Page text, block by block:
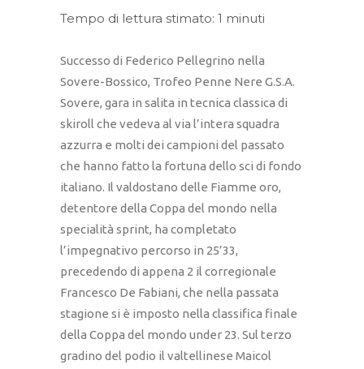
Tempo di lettura stimato: 1 minuti
Successo di Federico Pellegrino nella
Sovere-Bossico, Trofeo Penne Nere G.S.A.
Sovere, gara in salita in tecnica classica di
skiroll che vedeva al via l’intera squadra
azzurra e molti dei campioni del passato
che hanno fatto la fortuna dello sci di fondo
italiano. Il valdostano delle Fiamme oro,
detentore della Coppa del mondo nella
specialità sprint, ha completato
l’impegnativo percorso in 25’33,
precedendo di appena 2 il corregionale
Francesco De Fabiani, che nella passata
stagione si è imposto nella classifica finale
della Coppa del mondo under 23. Sul terzo
gradino del podio il valtellinese Maicol